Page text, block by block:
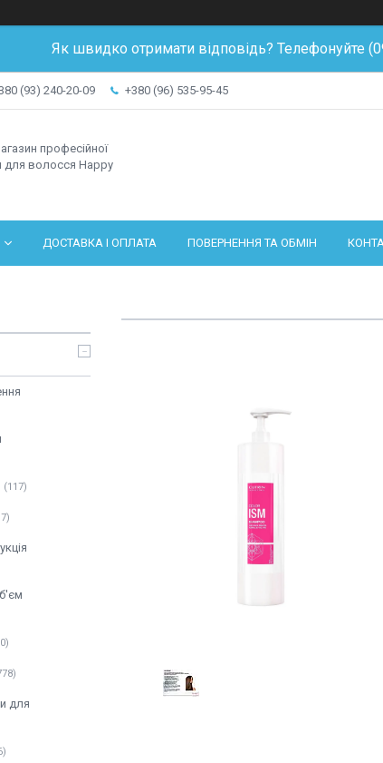
Як швидко отримати відповідь? Телефонуйте
(93) 240-20-09 +380 (96) 535-95-45
професійної
для волосся Happy
ДОСТАВКА І ОПЛАТА ПОВЕРНЕННЯ ТА ОБМІН
117
для